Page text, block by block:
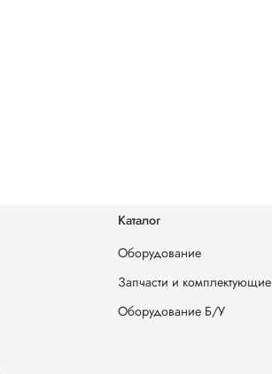
Каталог
Оборудование
Запчасти и комплектующие
Оборудование Б/У